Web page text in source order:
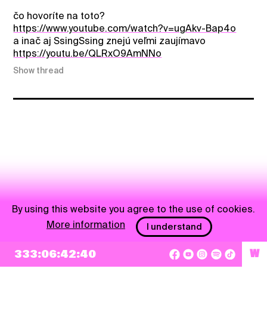
čo hovoríte na toto?
https://www.youtube.com/watch?v=ugAkv-Bap4o
a inač aj SsingSsing znejú veľmi zaujímavo
https://youtu.be/QLRxO9AmNNo
Show thread
333:06:42:40 W
By using this website you agree to the use of cookies.
More information
I understand